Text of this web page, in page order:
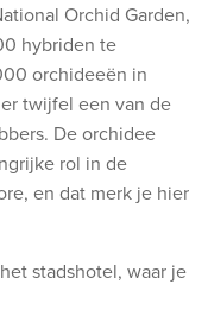
Orchid Garden,
hybriden te
orchideeën in
twijfel een van de
De orchidee
rol in de
en dat merk je hier
stadshotel, waar je